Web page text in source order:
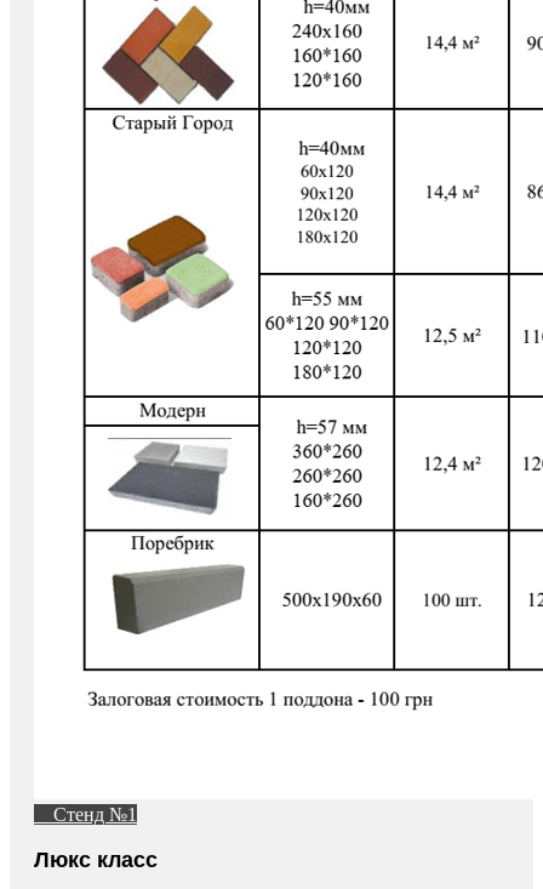
Стенд №1
Люкс класс